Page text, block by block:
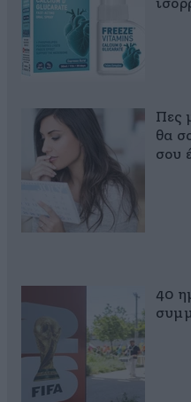
Πες
θα
σου
40